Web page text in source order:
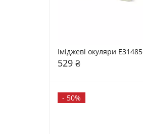
Іміджеві окуляри E31485
529 ₴
- 50%